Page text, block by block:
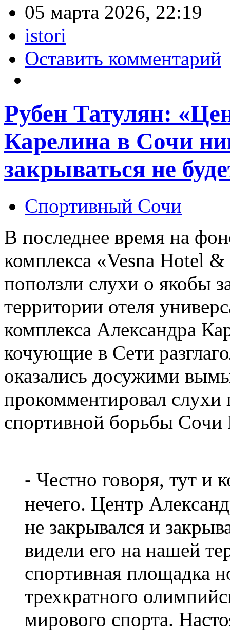
05 марта 2026, 22:19
istori
Оставить комментарий
Рубен Татулян:
Карелина в Сочи
закрываться не
Спортивный Сочи
В последнее время на
комплекса «Vesna Hotel
поползли слухи о якобы
территории отеля
комплекса Александра
кочующие в Сети
оказались досужими
прокомментировал слухи
спортивной борьбы Сочи
⁃ Честно говоря, тут и
нечего. Центр
не закрывался и
видели его на нашей
спортивная площадка
трехкратного
мирового спорта.